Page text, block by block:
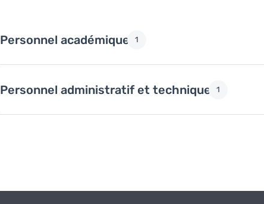
Personnel académique 1
Personnel administratif et technique 1